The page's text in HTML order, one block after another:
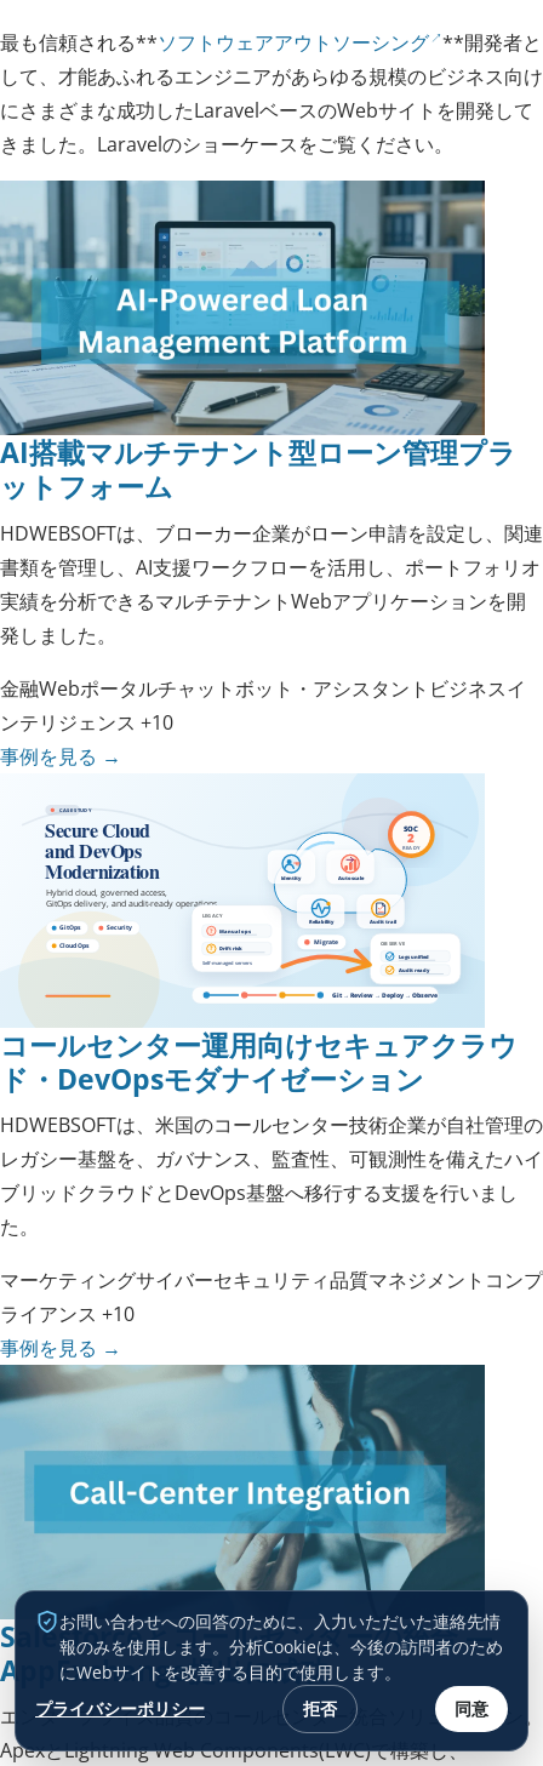
最も信頼される**ソフトウェアアウトソーシング **開発者と
して、才能あふれるエンジニアがあらゆる規模のビジネス向け
にさまざまな成功したLaravelベースのWebサイトを開発して
きました。Laravelのショーケースをご覧ください。
AI搭載マルチテナント型ローン管理プラ
ットフォーム
HDWEBSOFTは、ブローカー企業がローン申請を設定し、関連
書類を管理し、AI支援ワークフローを活用し、ポートフォリオ
実績を分析できるマルチテナントWebアプリケーションを開
発しました。
金融Webポータルチャットボット・アシスタント ビジネスイ
ンテリジェンス +10
事例を見る →
コールセンター運用向けセキュアクラウ
ド・DevOpsモダナイゼーション
HDWEBSOFTは、米国のコールセンター技術企業が自社管理の
レガシー基盤を、ガバナンス、監査性、可観測性を備えたハイ
ブリッドクラウドとDevOps基盤へ移行する支援を行いまし
た。
マーケティングサイバーセキュリティ品質マネジメント コンプ
ライアンス +10
事例を見る →
Salesforceとコールセンターの統合 —
AppExchange提出に成功
エンタープライズ品質のコールセンター統合ソリューション。
ApexとLightning Web Components(LWC)で構築し、
お問い合わせへの回答のために、入力いただいた連絡先情
報のみを使用します。分析Cookieは、今後の訪問者のため
にWebサイトを改善する目的で使用します。
プライバシーポリシー
拒否 同意